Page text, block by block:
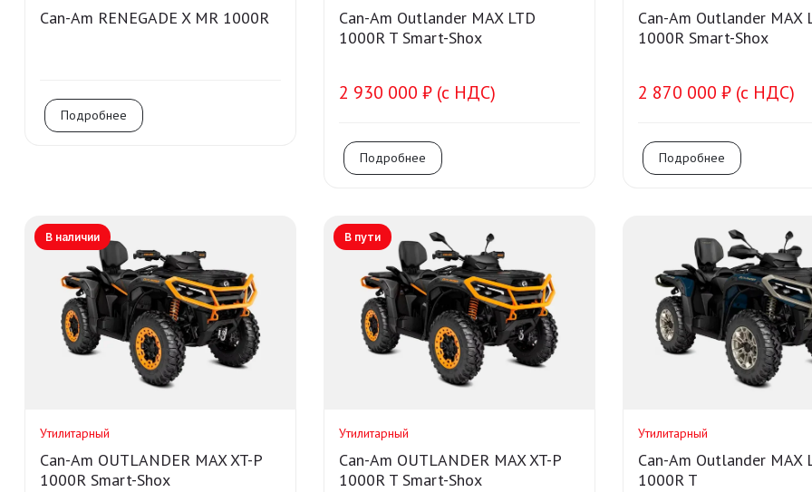
Can-Am RENEGADE X MR 1000R
Подробнее
Can-Am Outlander MAX LTD
1000R T Smart-Shox
2 930 000 ₽ (с НДС)
Подробнее
Can-Am Outlander MAX
1000R Smart-Shox
2 870 000 ₽ (с НДС)
Подробнее
В наличии
Утилитарный
Can-Am OUTLANDER MAX XT-P
1000R Smart-Shox
В пути
Утилитарный
Can-Am OUTLANDER MAX XT-P
1000R T Smart-Shox
Утилитарный
Can-Am Outlander MAX
1000R T